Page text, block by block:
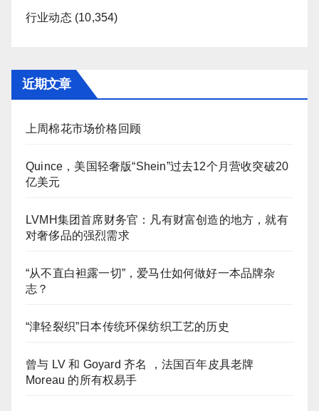
行业动态(10,354)
近期文章
上周棉花市场价格回顾
Quince，美国轻奢版“Shein”过去12个月营收突破20
亿美元
LVMH集团首席财务官：凡有财富创造的地方，就有
对奢侈品的强烈需求
“从不直白袒露一切”，爱马仕如何做好一本品牌杂
志？
“津轻裂织”日本传统环保纺织工艺的历史
曾与 LV 和 Goyard 齐名 ，法国百年皮具老牌
Moreau 的所有权易手